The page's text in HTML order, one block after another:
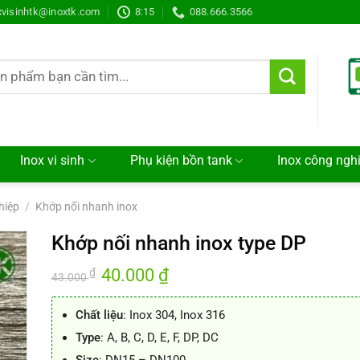
8:15 088.666.3566
Inox vi sinh Phụ kiện bồn tank Inox công
/ Khớp nối nhanh inox
Khớp nối nhanh inox type DP
43.000₫ Giá
gốc
là:
40.000 ₫Giá
hiện
tại
40.000 ₫.
Chất liệu: Inox 304, Inox 316
Type: A, B, C, D, E, F, DP, DC